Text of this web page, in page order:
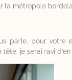
la métropole
parle, pour votre
je serai ravi